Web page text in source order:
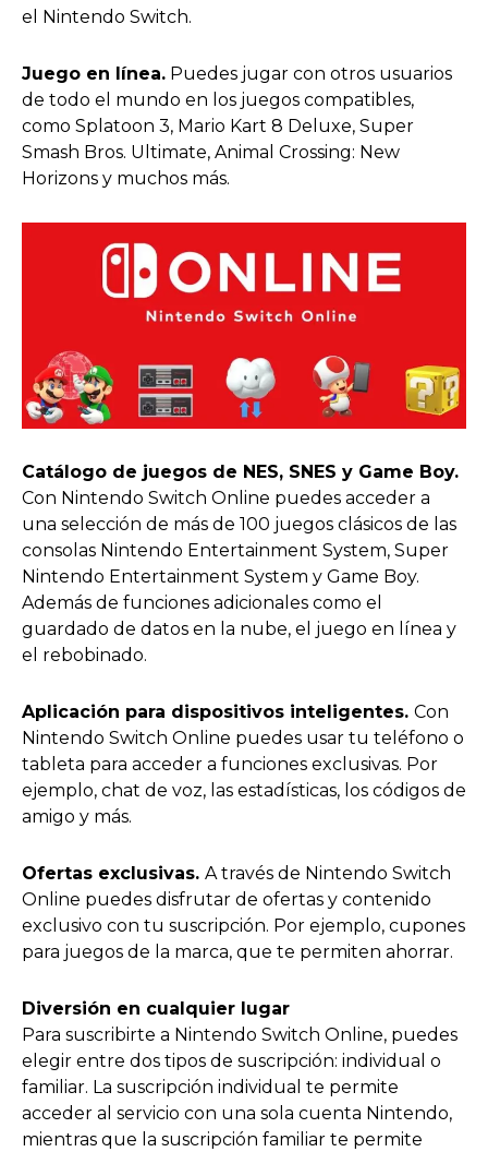
el Nintendo Switch.
Juego en línea. Puedes jugar con otros usuarios
de todo el mundo en los juegos compatibles,
como Splatoon 3, Mario Kart 8 Deluxe, Super
Smash Bros. Ultimate, Animal Crossing: New
Horizons y muchos más.
Catálogo de juegos de NES, SNES y Game Boy.
Con Nintendo Switch Online puedes acceder a
una selección de más de 100 juegos clásicos de las
consolas Nintendo Entertainment System, Super
Nintendo Entertainment System y Game Boy.
Además de funciones adicionales como el
guardado de datos en la nube, el juego en línea y
el rebobinado.
Aplicación para dispositivos inteligentes. Con
Nintendo Switch Online puedes usar tu teléfono o
tableta para acceder a funciones exclusivas. Por
ejemplo, chat de voz, las estadísticas, los códigos de
amigo y más.
Ofertas exclusivas. A través de Nintendo Switch
Online puedes disfrutar de ofertas y contenido
exclusivo con tu suscripción. Por ejemplo, cupones
para juegos de la marca, que te permiten ahorrar.
Diversión en cualquier lugar
Para suscribirte a Nintendo Switch Online, puedes
elegir entre dos tipos de suscripción: individual o
familiar. La suscripción individual te permite
acceder al servicio con una sola cuenta Nintendo,
mientras que la suscripción familiar te permite